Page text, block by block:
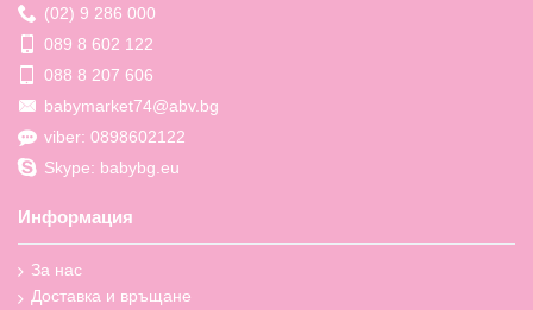
(02) 9 286 000
089 8 602 122
088 8 207 606
babymarket74@abv.bg
viber: 0898602122
Skype: babybg.eu
Информация
За нас
Доставка и връщане